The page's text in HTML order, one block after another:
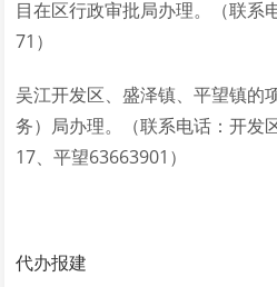
目在区行政审批局办理。（联系
71）
吴江开发区、盛泽镇、平望镇的
务）局办理。（联系电话：开发
17、平望63663901）
代办报建